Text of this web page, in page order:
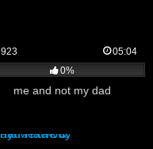
923
05:04
0%
me and not my dad